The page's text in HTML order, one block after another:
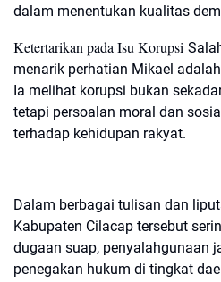
dalam menentukan kualitas
Ketertarikan pada Isu Korupsi
menarik perhatian Mikael
Ia melihat korupsi bukan
tetapi persoalan moral dan
terhadap kehidupan rakyat.
Dalam berbagai tulisan dan
Kabupaten Cilacap tersebut
dugaan suap, penyalahgunaan
penegakan hukum di tingkat